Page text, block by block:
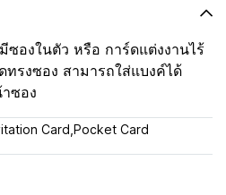
ซองในตัว หรือ การ์ดแต่งงานไร้
รงซอง สามารถใส่แบงค์ได้
ซอง
Card Pocket Card